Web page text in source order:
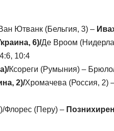
Ютванк (Бельгия, 3) –
6)/Де Вроом
10:4
Ксореги (Румыния) –
2)/Хромачева (Россия, 2)
Флорес (Перу) –